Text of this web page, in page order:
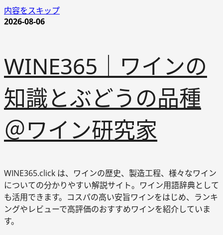
内容をスキップ
2026-08-06
WINE365｜ワインの
知識とぶどうの品種
＠ワイン研究家
WINE365.click は、ワインの歴史、製造工程、様々なワイン
についての分かりやすい解説サイト。ワイン用語辞典として
も活用できます。コスパの高い安旨ワインをはじめ、ランキ
ングやレビューで高評価のおすすめワインを紹介していま
す。